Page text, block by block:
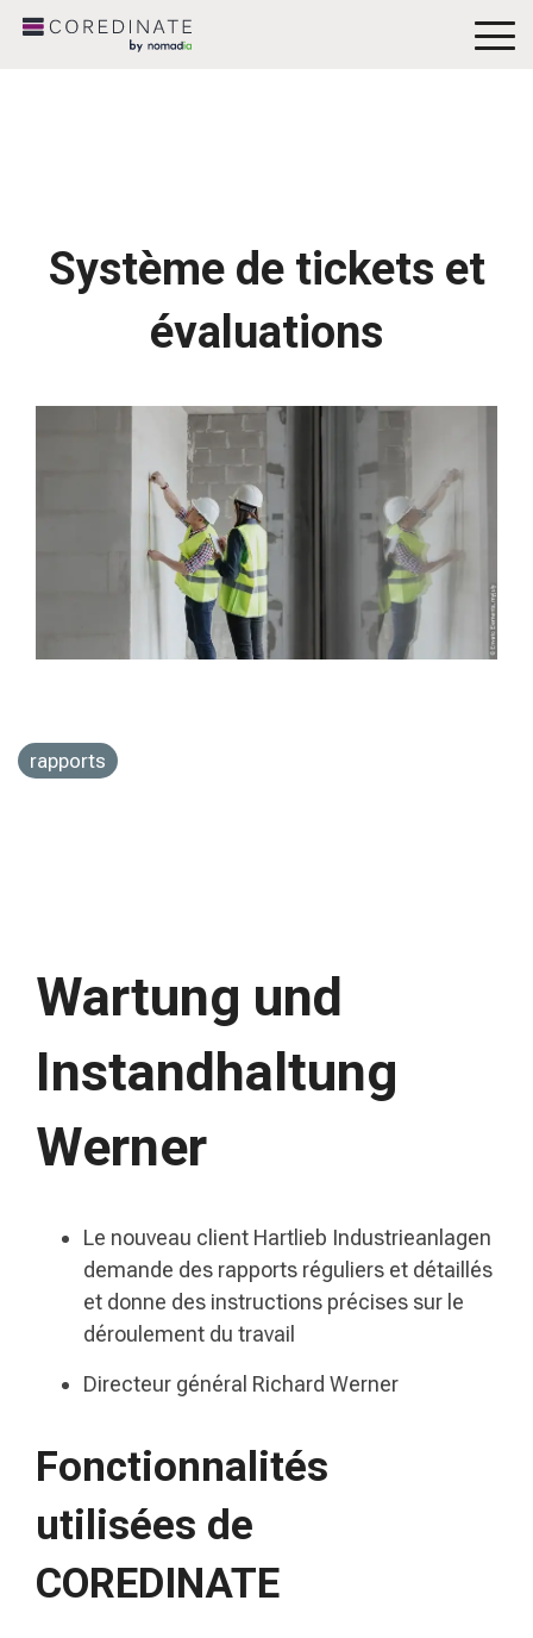
Système de tickets et
évaluations
rapports
Wartung und
Instandhaltung
Werner
Le nouveau client Hartlieb Industrieanlagen
demande des rapports réguliers et détaillés
et donne des instructions précises sur le
déroulement du travail
Directeur général Richard Werner
Fonctionnalités
utilisées de
COREDINATE